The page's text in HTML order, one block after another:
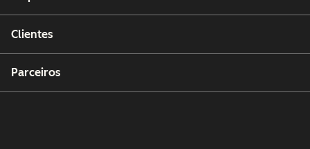
Clientes
Parceiros